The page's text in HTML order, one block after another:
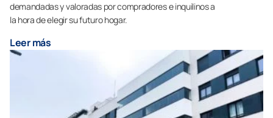
demandadas y valoradas por compradores e inquilinos a
la hora de elegir su futuro hogar.
Leer más